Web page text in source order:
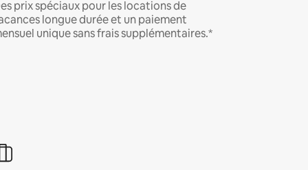
prix spéciaux pour les locations de
longue durée et un paiement
unique sans frais supplémentaires.*